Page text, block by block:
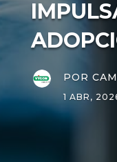
POR
1 ABR,